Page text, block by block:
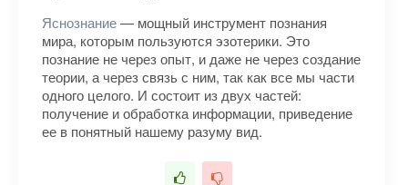
Яснознание— мощный инструмент познания
мира, которым пользуются эзотерики. Это
познание не через опыт, и даже не через создание
теории, а через связь с ним, так как все мы части
одного целого. И состоит из двух частей:
получение и обработка информации, приведение
ее в понятный нашему разуму вид.